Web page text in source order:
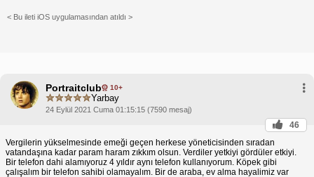
< Bu ileti iOS uygulamasından atıldı >
Portraitclub 10+
Yarbay
24 Eylül 2021 Cuma 01:15:15 (7590 mesaj)
46
Vergilerin yükselmesinde emeği geçen herkese yöneticisinden sıradan
vatandaşına kadar param haram zıkkım olsun. Verdiler yetkiyi gördüler etkiyi.
Bir telefon dahi alamıyoruz 4 yıldır aynı telefon kullanıyorum. Köpek gibi
çalışalım bir telefon sahibi olamayalım. Bir de araba, ev alma hayalimiz var